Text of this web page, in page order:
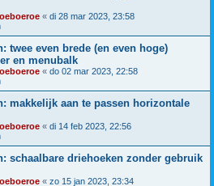
« di 28 mar 2023, 23:58
twee even brede (en even hoge)
en menubalk
« do 02 mar 2023, 22:58
makkelijk aan te passen horizontale
« di 14 feb 2023, 22:56
schaalbare driehoeken zonder gebruik
« zo 15 jan 2023, 23:34